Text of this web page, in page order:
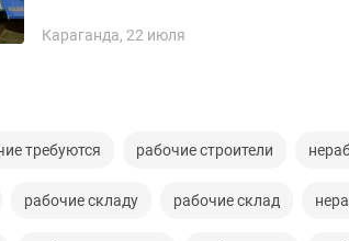
Караганда, 22 июля
требуются рабочие строители
рабочие складу рабочие склад